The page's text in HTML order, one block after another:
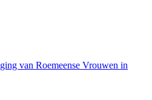
van Roemeense Vrouwen in